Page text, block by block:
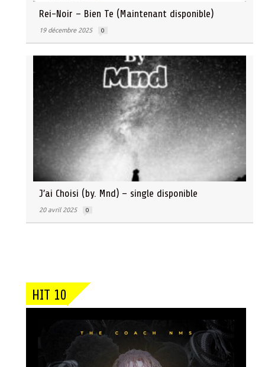
Rei-Noir – Bien Te (Maintenant disponible)
19 décembre 2025 0
J’ai Choisi (by. Mnd) – single disponible
20 avril 2025 0
HIT 10